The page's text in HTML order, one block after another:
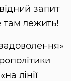
запит
там лежить!
лінії